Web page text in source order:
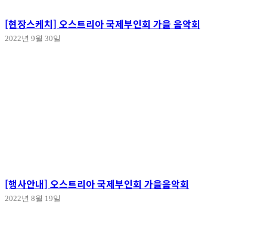
[현장스케치] 오스트리아 국제부인회 가을 음악회
2022년 9월 30일
[행사안내] 오스트리아 국제부인회 가을음악회
2022년 8월 19일